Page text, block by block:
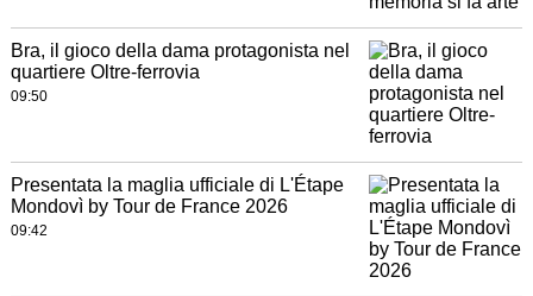
Bra, il gioco della dama protagonista nel
quartiere Oltre-ferrovia
09:50
Presentata la maglia ufficiale di L'Étape
Mondovì by Tour de France 2026
09:42